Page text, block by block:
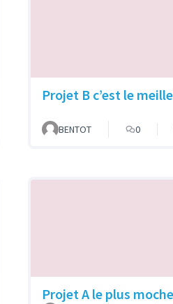
Projet B c’est le
BENTOT 0
Projet A le plus moche